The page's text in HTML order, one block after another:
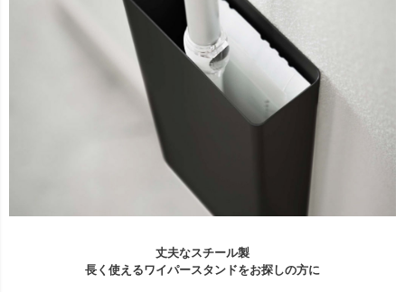
丈夫なスチール製
長く使えるワイパースタンドをお探しの方に